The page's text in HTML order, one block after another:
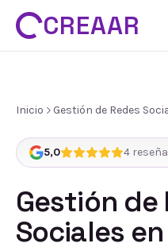
CREAAR
Inicio Gestión de Redes
5,0 4
Gestión de
Sociales en